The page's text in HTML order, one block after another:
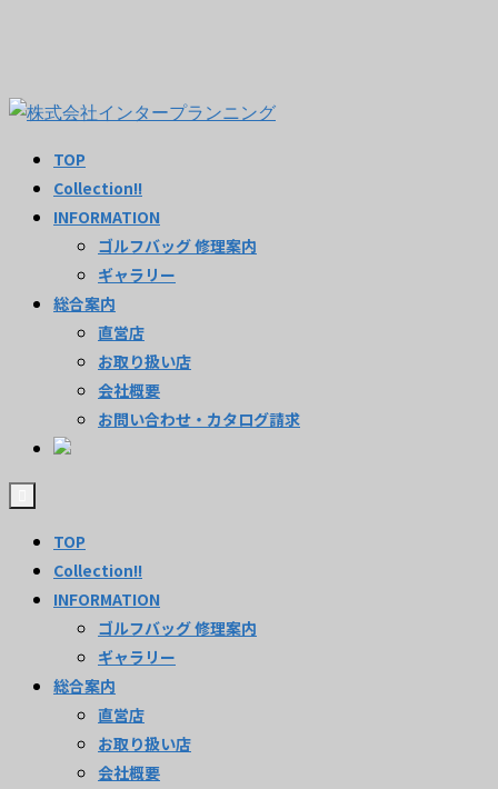
TOP
Collection!!
INFORMATION
ゴルフバッグ 修理案内
ギャラリー
総合案内
直営店
お取り扱い店
会社概要
お問い合わせ・カタログ請求
TOP
Collection!!
INFORMATION
ゴルフバッグ 修理案内
ギャラリー
総合案内
直営店
お取り扱い店
会社概要